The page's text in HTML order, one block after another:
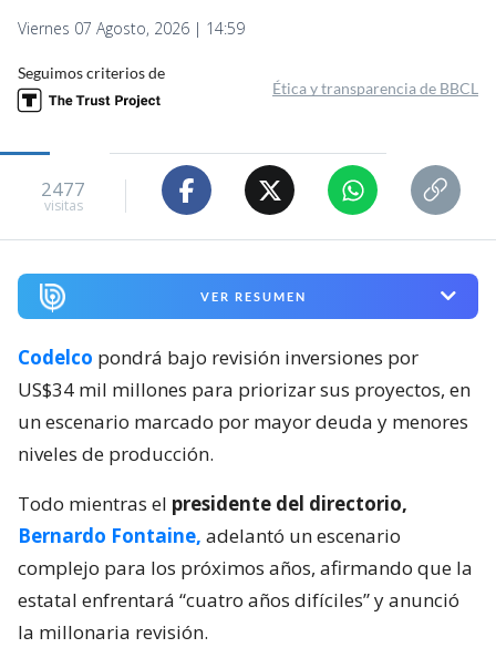
Viernes 07 Agosto, 2026 | 14:59
Seguimos criterios de
Ética y transparencia de BBCL
2477
visitas
VER RESUMEN
Codelco pondrá bajo revisión inversiones por
US$34 mil millones para priorizar sus proyectos, en
un escenario marcado por mayor deuda y menores
niveles de producción.
Todo mientras el presidente del directorio,
Bernardo Fontaine, adelantó un escenario
complejo para los próximos años, afirmando que la
estatal enfrentará “cuatro años difíciles” y anunció
la millonaria revisión.